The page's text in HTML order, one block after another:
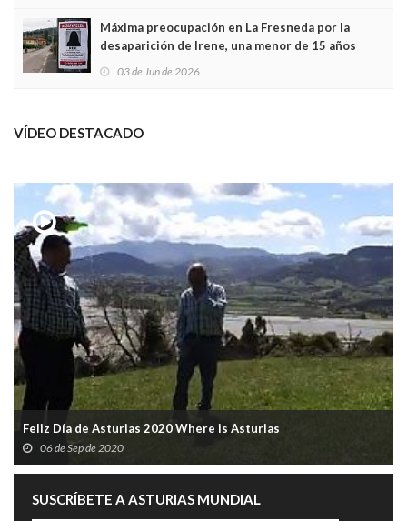
Máxima preocupación en La Fresneda por la
desaparición de Irene, una menor de 15 años
03 de Jun de 2026
VÍDEO DESTACADO
Feliz Día de Asturias 2020 Where is Asturias
06 de Sep de 2020
SUSCRÍBETE A ASTURIAS MUNDIAL